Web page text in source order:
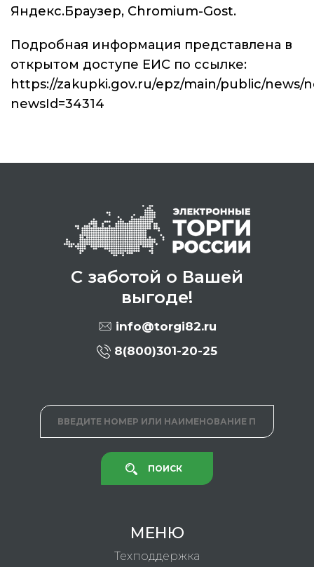
Яндекс.Браузер, Chromium-Gost.
Подробная информация представлена в
открытом доступе ЕИС по ссылке:
https://zakupki.gov.ru/epz/main/public/news/
newsId=34314
С заботой о Вашей
выгоде!
info@torgi82.ru
8(800)301-20-25
ПОИСК
МЕНЮ
Техподдержка